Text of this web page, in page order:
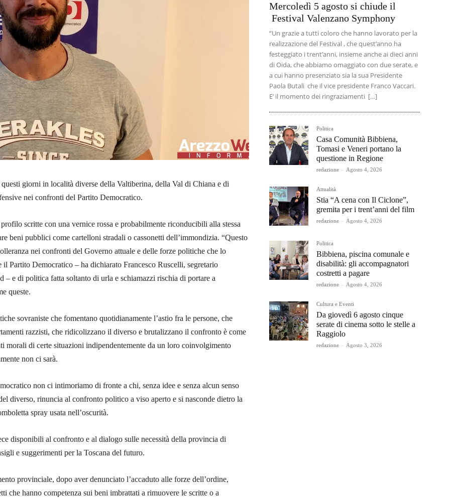
giorni in località diverse della Valtiberina, della Val di Chiana e di
nei confronti del Partito Democratico.
scritte con una vernice rossa e probabilmente riconducibili alla stessa
beni pubblici come cartelloni stradali o cassonetti dell’immondizia. “Questo
nei confronti del Governo attuale e delle forze politiche che lo
il Partito Democratico – ha dichiarato Francesco Ruscelli, segretario
– e di politica fatta soltanto di urla e schiamazzi rischia di portare a
queste.
sovraniste che fomentano quotidianamente l’astio fra le persone, che
razzisti, che ridicolizzano il diverso e brutalizzano il confronto è come
morali di certe situazioni indipendentemente da un loro coinvolgimento
non ci sarà.
non ci intimoriamo di fronte a chi, senza idee e senza alcun senso
diverso, rinuncia al confronto politico a viso aperto e si nasconde dietro la
spray usata nell’oscurità.
disponibili al confronto e al dialogo sulle necessità della provincia di
e suggerimenti per la Toscana del futuro.
provinciale, dopo aver denunciato l’accaduto alle forze dell’ordine,
che hanno competenza sui beni imbrattati a rimuovere le scritte o a
Mercoledì 5 agosto si chiude il
Festival Valenzano Symphony
“Un grazie a tutti coloro che hanno lavorato per la
realizzazione del Festival , che quest’anno ha
festeggiato i trent’anni, insieme anche ai dieci anni
di Oida, che abbiamo omaggiato con due serate, e
a cui hanno presenziato sia la sua Presidente
Paola Butali che il vice presidente Franco Vaccari.
E’ il momento dei ringraziamenti […]
Politica
Casa Comunità Bibbiena,
Tomasi e Veneri portano la
questione in Regione
redazione - Agosto 4, 2026
Attualità
Stia “A cena con Il Ciclone”,
gremita per i trent’anni del film
redazione - Agosto 4, 2026
Politica
Bibbiena, piscina comunale e
disabilità: gli accompagnatori
costretti a pagare
redazione - Agosto 4, 2026
Cultura e Eventi
Da giovedì 6 agosto cinque
serate di cinema sotto le stelle a
Raggiolo
redazione - Agosto 3, 2026